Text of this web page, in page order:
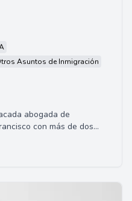
Asuntos de Inmigración
abogada de
con más de dos